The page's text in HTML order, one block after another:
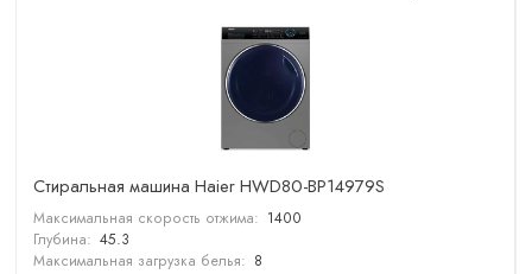
Стиральная машина Haier HWD80-BP14979S
Максимальная скорость отжима: 1400
Глубина: 45.3
Максимальная загрузка белья: 8